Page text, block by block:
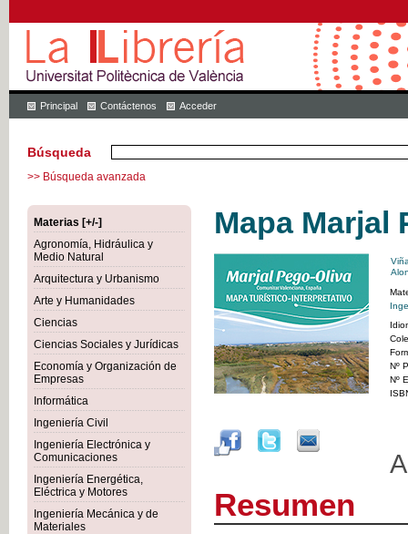
Principal Contáctenos Acceder
Búsqueda
>> Búsqueda avanzada
Materias [+/-]
Agronomía, Hidráulica y
Medio Natural
Arquitectura y Urbanismo
Arte y Humanidades
Ciencias
Ciencias Sociales y Jurídicas
Economía y Organización de
Empresas
Informática
Ingeniería Civil
Ingeniería Electrónica y
Comunicaciones
Ingeniería Energética,
Eléctrica y Motores
Ingeniería Mecánica y de
Materiales
Mapa Marjal
Nº
Nº
Resumen